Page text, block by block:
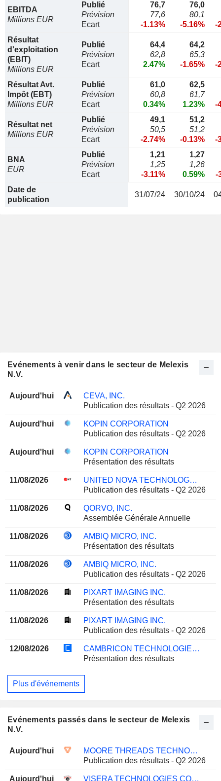
EBITDA
Millions EUR
Publié
Prévision
Ecart
76,7
77,6
-1.13%
76,0
80,1
-5.16%
-
Résultat
d'exploitation
(EBIT)
Millions EUR
Publié
Prévision
Ecart
64,4
62,8
2.47%
64,2
65,3
-1.65%
-
Résultat Avt.
Impôt (EBT)
Millions EUR
Publié
Prévision
Ecart
61,0
60,8
0.34%
62,5
61,7
1.23%
-
Résultat net
Millions EUR
Publié
Prévision
Ecart
49,1
50,5
-2.74%
51,2
51,2
-0.13%
-
BNA
EUR
Publié
Prévision
Ecart
1,21
1,25
-3.11%
1,27
1,26
0.59%
-
Date de
publication
31/07/24 30/10/24
Evénements à venir dans le secteur de Melexis
N.V.
Aujourd'hui
CEVA, INC.
Publication des résultats - Q2 2026
Aujourd'hui
KOPIN CORPORATION
Publication des résultats - Q2 2026
Aujourd'hui
KOPIN CORPORATION
Présentation des résultats
11/08/2026
UNITED NOVA TECHNOLOGY CO.,LTD.
Publication des résultats - Q2 2026
11/08/2026
QORVO, INC.
Assemblée Générale Annuelle
11/08/2026
AMBIQ MICRO, INC.
Présentation des résultats
11/08/2026
AMBIQ MICRO, INC.
Publication des résultats - Q2 2026
11/08/2026
PIXART IMAGING INC.
Présentation des résultats
11/08/2026
PIXART IMAGING INC.
Publication des résultats - Q2 2026
12/08/2026
CAMBRICON TECHNOLOGIES CORPORATION LIMITED
Présentation des résultats
Plus d'événements
Evénements passés dans le secteur de Melexis
N.V.
Aujourd'hui
MOORE THREADS TECHNOLOGY CO., LTD.
Publication des résultats - Q2 2026
Aujourd'hui VISERA TECHNOLOGIES COMPANY LTD.